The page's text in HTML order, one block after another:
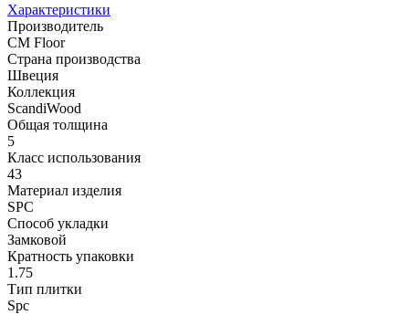
Характеристики
Производитель
CM Floor
Страна производства
Швеция
Коллекция
ScandiWood
Общая толщина
5
Класс использования
43
Материал изделия
SPC
Способ укладки
Замковой
Кратность упаковки
1.75
Тип плитки
Spc